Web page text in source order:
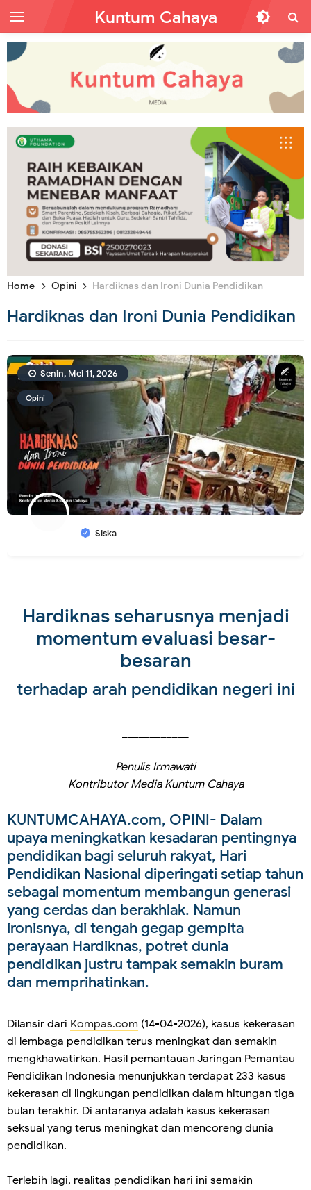
Kuntum Cahaya
Home Opini Hardiknas dan Ironi Dunia Pendidikan
Hardiknas dan Ironi Dunia Pendidikan
Opini
Siska
Senin, Mei 11, 2026
Hardiknas seharusnya menjadi
momentum evaluasi besar-
besaran
terhadap arah pendidikan negeri ini
Penulis Irmawati
Kontributor Media Kuntum Cahaya
KUNTUMCAHAYA.com, OPINI- Dalam
upaya meningkatkan kesadaran pentingnya
pendidikan bagi seluruh rakyat, Hari
Pendidikan Nasional diperingati setiap tahun
sebagai momentum membangun generasi
yang cerdas dan berakhlak. Namun
ironisnya, di tengah gegap gempita
perayaan Hardiknas, potret dunia
pendidikan justru tampak semakin buram
dan memprihatinkan.
Dilansir dari Kompas.com (14-04-2026), kasus kekerasan
di lembaga pendidikan terus meningkat dan semakin
mengkhawatirkan. Hasil pemantauan Jaringan Pemantau
Pendidikan Indonesia menunjukkan terdapat 233 kasus
kekerasan di lingkungan pendidikan dalam hitungan tiga
bulan terakhir. Di antaranya adalah kasus kekerasan
seksual yang terus meningkat dan mencoreng dunia
pendidikan.
Terlebih lagi, realitas pendidikan hari ini semakin